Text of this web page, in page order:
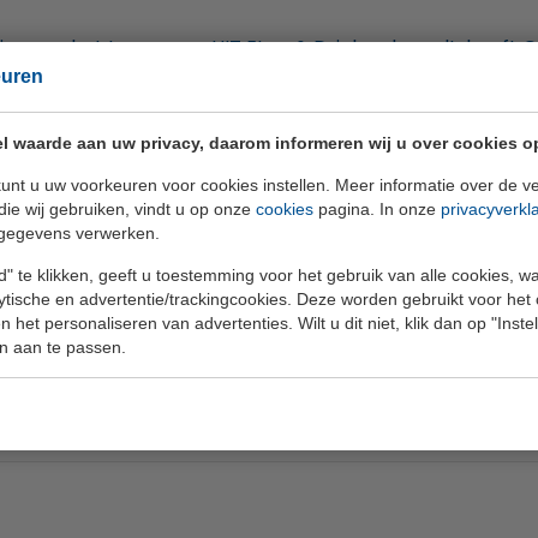
waarde aan uw privacy, daarom informeren wij u over cookies
u uw voorkeuren voor cookies instellen. Meer informatie over de
wij gebruiken, vindt u op onze cookies pagina. In onze
verwerken.
te klikken, geeft u toestemming voor het gebruik van alle cookies,
en advertentie/trackingcookies. Deze worden gebruikt voor het
het personaliseren van advertenties. Wilt u dit niet, klik dan op
aan te passen.
op het terras van HIT Eten & Drinken broedt, heeft
februari is Golfbaan Hitland de trotse “adoptieouder”
Golfbaan Hitland zich aan Diergaarde Blijdorp.
evenals aan het herstel en behoud van de
liefde voor het behoud en de kwaliteit van onze
de zorg voor de “holes” van deze bijzondere
verloten we tweemaal twee toegangstickets tot
Hitland. Schrijf op onze post opFacebookofInstagram